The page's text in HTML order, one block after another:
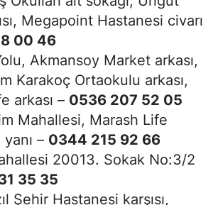
Megapoint Hastanesi civarı
00 46
Akmansoy Market arkası,
Karakoç Ortaokulu arkası,
arkası – 0536 207 52 05
Mahallesi, Marash Life
– 0344 215 92 66
20013. Sokak No:3/2
35 35
Şehir Hastanesi karşısı,